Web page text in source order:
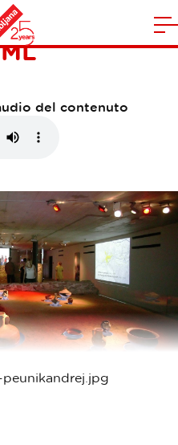
la
DI
del contenuto